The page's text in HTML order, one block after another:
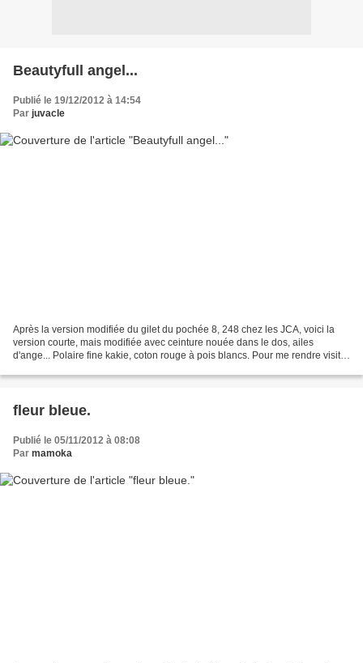
Beautyfull angel...
Publié le 19/12/2012 à 14:54
Par juvacle
Après la version modifiée du gilet du pochée 8, 248 chez les JCA, voici la
version courte, mais modifiée avec ceinture nouée dans le dos, ailes
d'ange... Polaire fine kakie, coton rouge à pois blancs. Pour me rendre visite,
fleur bleue.
Publié le 05/11/2012 à 08:08
Par mamoka